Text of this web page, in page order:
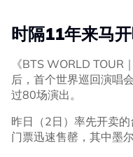
时隔11年来马开
《BTS WORLD TOUR
后，首个世界巡回演唱
过80场演出。
昨日（2日）率先开卖
门票迅速售罄，其中墨